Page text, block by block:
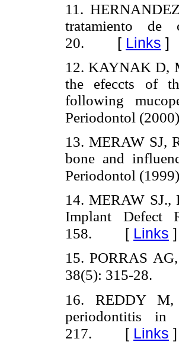
11.
tratamiento de
20. [ Links ]
12. KAYNAK D,
the efeccts of
following
Periodontol
13. MERAW SJ,
bone and
Periodontol
14. MERAW
Implant Defect
158. [ Links ]
15. PORRAS
38(5): 315-28.
16. REDDY M,
periodontitis in
217. [ Links ]